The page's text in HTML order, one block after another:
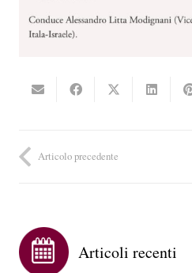
Articolo precedente
Articoli recenti